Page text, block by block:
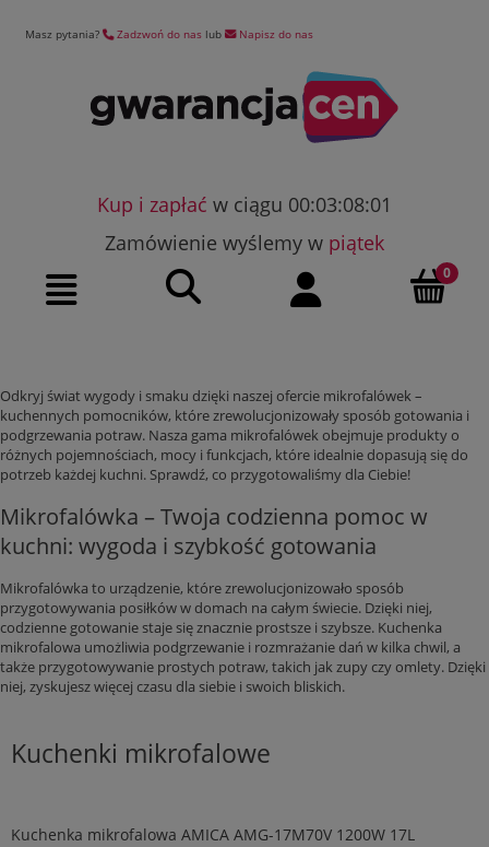
Masz pytania? Zadzwoń do nas lub Napisz do nas
Kup i zapłać w ciągu 00:03:08:00
Zamówienie wyślemy w piątek
Odkryj świat wygody i smaku dzięki naszej ofercie mikrofalówek –
kuchennych pomocników, które zrewolucjonizowały sposób gotowania i
podgrzewania potraw. Nasza gama mikrofalówek obejmuje produkty o
różnych pojemnościach, mocy i funkcjach, które idealnie dopasują się do
potrzeb każdej kuchni. Sprawdź, co przygotowaliśmy dla Ciebie!
Mikrofalówka – Twoja codzienna pomoc w
kuchni: wygoda i szybkość gotowania
Mikrofalówka to urządzenie, które zrewolucjonizowało sposób
przygotowywania posiłków w domach na całym świecie. Dzięki niej,
codzienne gotowanie staje się znacznie prostsze i szybsze. Kuchenka
mikrofalowa umożliwia podgrzewanie i rozmrażanie dań w kilka chwil, a
także przygotowywanie prostych potraw, takich jak zupy czy omlety. Dzięki
niej, zyskujesz więcej czasu dla siebie i swoich bliskich.
Kuchenki mikrofalowe
Kuchenka mikrofalowa AMICA AMG-17M70V 1200W 17L